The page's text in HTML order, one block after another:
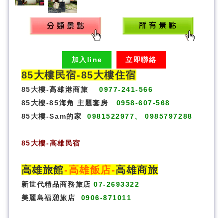
加入line 立即聯絡
85大樓民宿-85大樓住宿
85大樓-高雄港商旅
0977-241-566
85大樓-85海角 主題套房
0958-607-568
85大樓-Sam的家
0981522977、 0985797288
85大樓-高雄民宿
高雄旅館-高雄飯店-高雄商旅
新世代精品商務旅店 07-2693322
美麗島福憩旅店
0906-871011